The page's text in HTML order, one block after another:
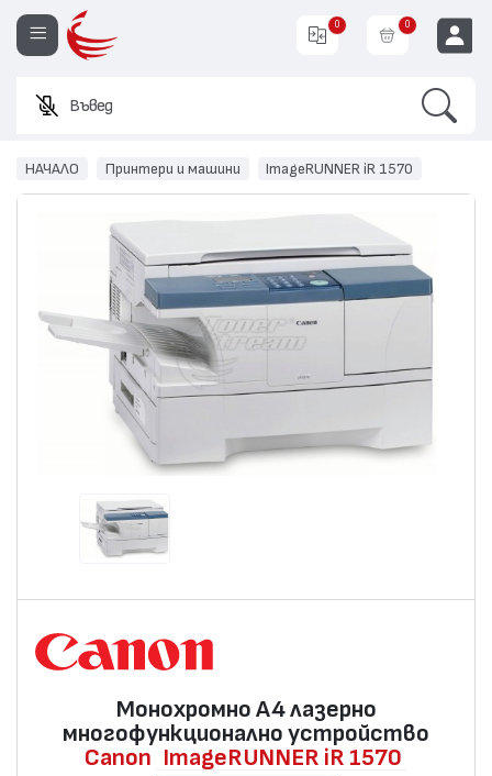
Въведете име
0 0
НАЧАЛО Принтери и машини ImageRUNNER iR 1570
Монохромно А4 лазернo
многофункционално устройство
Canon ImageRUNNER iR 1570